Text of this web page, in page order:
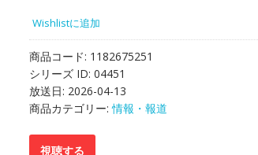
Wishlistに追加
商品コード: 1182675251
シリーズ ID: 04451
放送日: 2026-04-13
商品カテゴリー:情報・報道